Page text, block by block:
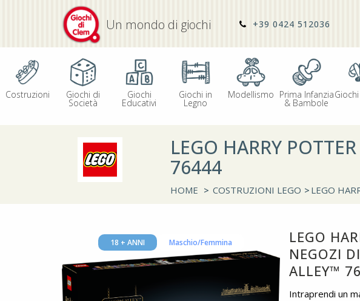
Un mondo di giochi +39 0424 512036
Costruzioni Giochi di
Società
Giochi
Educativi
Giochi in
Legno
Modellismo Prima Infanzia
& Bambole
LEGO HARRY
76444
HOME > COSTRUZIONI LEGO > LEGO
18 + ANNI Maschio/Femmina
LEGO
NEGOZI
ALLEY™
Intraprendi un